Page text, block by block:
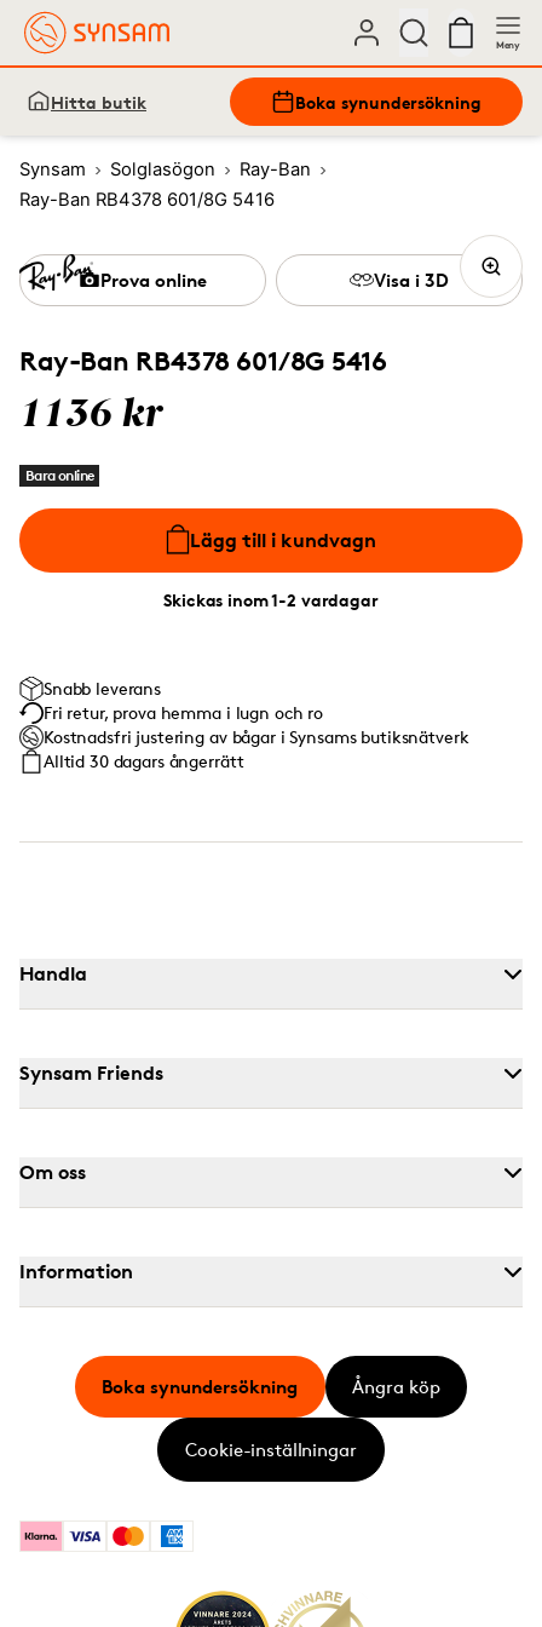
Meny
Hitta butik Boka synundersökning
Synsam Solglasögon
Ray-Ban
Ray-Ban RB4378 601/8G 5416
Ray-Ban RB4378 601/8G 5416
1136 kr
Bara online
Lägg till i kundvagn
Skickas inom 1-2 vardagar
Prova online Visa i 3D
Snabb leverans
Fri retur, prova hemma i lugn och ro
Kostnadsfri justering av bågar i Synsams butiksnätverk
Alltid 30 dagars ångerrätt
Handla
Synsam Friends
Om oss
Information
KlarnaVisa MastercardAmerican Express
Boka synundersökning Ångra köp
Cookie-inställningar